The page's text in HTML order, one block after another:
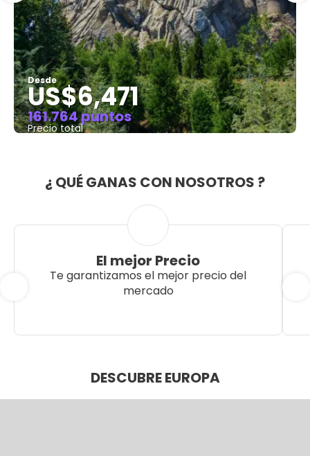
Desde
US$6,471
161.764 puntos
Precio total
¿ QUÉ GANAS CON NOSOTROS ?
El mejor Precio
Te garantizamos el mejor precio del
mercado
DESCUBRE EUROPA